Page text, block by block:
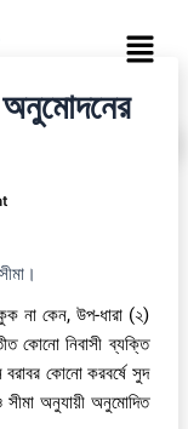
Menu
না কেন, উপ-ধারা (২)
কোনো নিবাসী ব্যক্তি
কোনো করবর্ষে সুদ
সীমা অনুযায়ী অনুমোদিত